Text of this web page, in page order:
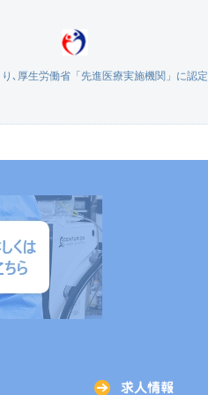
､厚生労働省「先進医療実施機関」に認定